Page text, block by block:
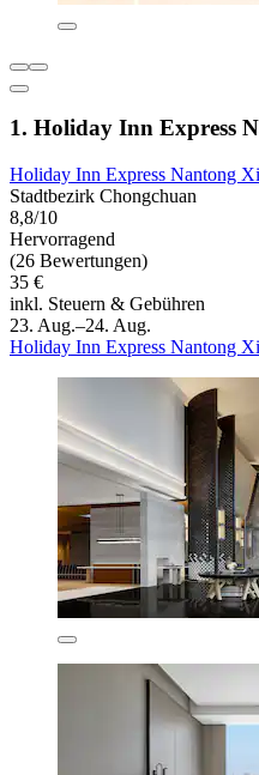
1. Holiday Inn Express
Holiday Inn Express Nantong
Stadtbezirk Chongchuan
8,8/10
Hervorragend
(26 Bewertungen)
35 €
inkl. Steuern & Gebühren
23. Aug.–24. Aug.
Holiday Inn Express Nantong